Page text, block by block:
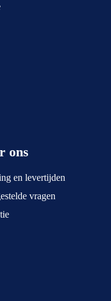
ons
en levertijden
vragen